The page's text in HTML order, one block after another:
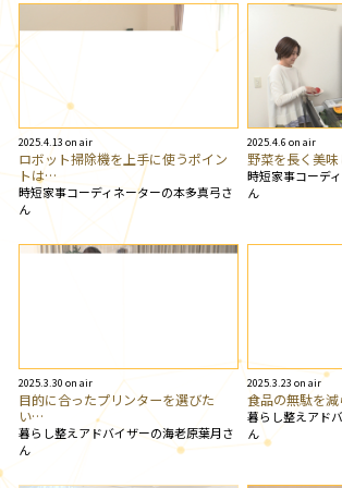
2025.4.13 on air
ロボット掃除機を上手に使うポイン
トは…
時短家事コーディネーターの本多真弓さ
ん
2025.4.6 on air
野菜を長く美
時短家事コーデ
ん
2025.3.30 on air
目的に合ったプリンターを選びた
い…
暮らし整えアドバイザーの海老原葉月さ
ん
2025.3.23 on air
食品の無駄を
暮らし整えアド
ん